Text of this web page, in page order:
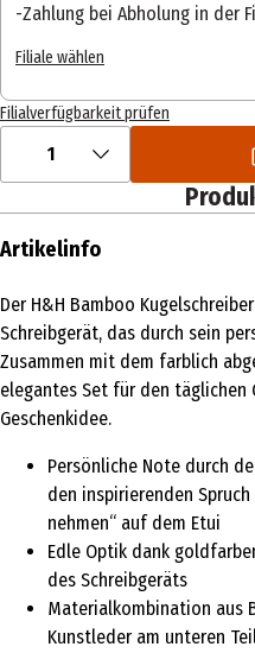
Zahlung bei Abholung in der
Filiale wählen
Filialverfügbarkeit prüfen
1
Artikelinfo
Der H&H Bamboo
Schreibgerät, das durch sein
Zusammen mit dem farblich
elegantes Set für den täglichen
Geschenkidee.
Persönliche Note durch
den inspirierenden
nehmen“ auf dem Etui
Edle Optik dank
des Schreibgeräts
Materialkombination aus
Kunstleder am unteren